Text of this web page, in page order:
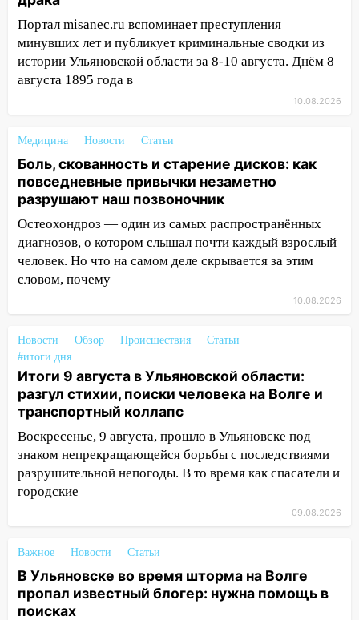
18:00
Заволжье ульяновские спасатели
ликвидировали крупный пожар
17:15 Прогноз погоды на 10 августа в
Волге пропал известный блогер: нужна
помощь в поисках
15:28 Соцсети: на «Ауди» упало дерево
в Новом городе
15:12 В Ульяновске выгорела кухня в
многоэтажке
14:18 Гинеколог рассказала о том, с
13:02 Соцсети: на улице Розы
Люксембург дерево упало на
автомобиль
13:00 «Благоприятный период для
новых начинаний: гороскоп для всех
знаков зодиака на неделю с 10 по 16
августа
13:00 На проспекте Тюленева в
В Ульяновской области ожидается
12:11
Где есть бензин в Ульяновске 9
августа: список АЗС
Портал misanec.ru вспоминает преступления
минувших лет и публикует криминальные сводки из
истории Ульяновской области за 8-10 августа. Днём 8
августа 1895 года в
10.08.2026
Медицина Новости Статьи
Боль, скованность и старение дисков: как
повседневные привычки незаметно
разрушают наш позвоночник
Остеохондроз — один из самых распространённых
диагнозов, о котором слышал почти каждый взрослый
человек. Но что на самом деле скрывается за этим
словом, почему
10.08.2026
Новости Обзор Происшествия
Статьи
#итоги дня
Итоги 9 августа в Ульяновской области:
разгул стихии, поиски человека на Волге и
транспортный коллапс
Воскресенье, 9 августа, прошло в Ульяновске под
знаком непрекращающейся борьбы с последствиями
разрушительной непогоды. В то время как спасатели и
городские
09.08.2026
Важное Новости Статьи
В Ульяновске во время шторма на Волге
пропал известный блогер: нужна помощь в
поисках